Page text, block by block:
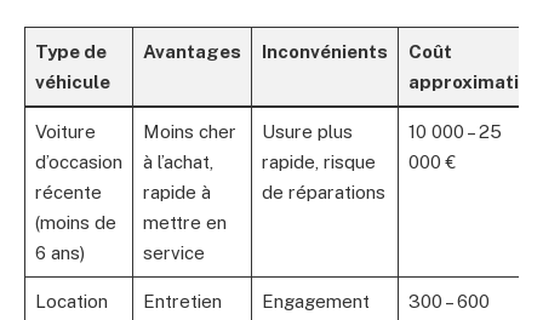
Type de
véhicule
Avantages Inconvénients
Coût
approximatif
Voiture
d’occasion
récente
(moins de
6 ans)
Moins cher
à l’achat,
rapide à
mettre en
service
Usure plus
rapide, risque
de réparations
10 000 – 25
000 €
Location
Entretien
Engagement
300 – 600